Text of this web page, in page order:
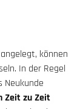
können
In der Regel
Neukunde
Zeit zu Zeit